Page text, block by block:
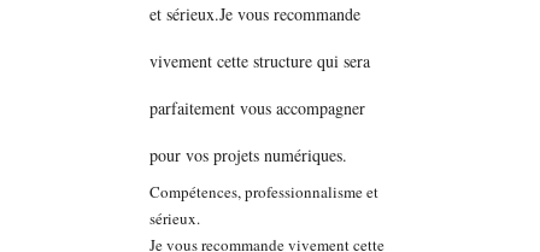
Compétences, professionnalisme et
sérieux.
Je vous recommande vivement cette